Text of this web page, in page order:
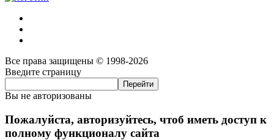
Все права защищены © 1998-2026
Введите страницу
Вы не авторизованы
Пожалуйста, авторизуйтесь, чтоб иметь доступ к
полному функционалу сайта